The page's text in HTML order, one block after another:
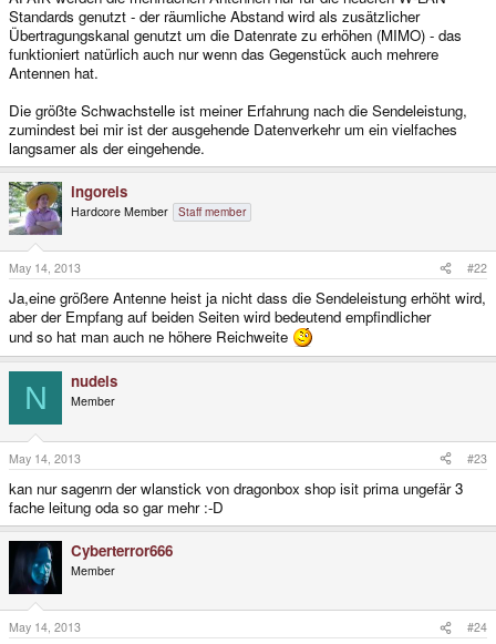
Standards genutzt - der räumliche Abstand wird als zusätzlicher
Übertragungskanal genutzt um die Datenrate zu erhöhen (MIMO) - das
funktioniert natürlich auch nur wenn das Gegenstück auch mehrere
Antennen hat.
Die größte Schwachstelle ist meiner Erfahrung nach die Sendeleistung,
zumindest bei mir ist der ausgehende Datenverkehr um ein vielfaches
langsamer als der eingehende.
ingoreis
Hardcore Member Staff member
May 14, 2013 #22
Ja,eine größere Antenne heist ja nicht dass die Sendeleistung erhöht wird,
aber der Empfang auf beiden Seiten wird bedeutend empfindlicher
und so hat man auch ne höhere Reichweite
N nudels
Member
May 14, 2013 #23
kan nur sagenrn der wlanstick von dragonbox shop isit prima ungefär 3
fache leitung oda so gar mehr :-D
Cyberterror666
Member
May 14, 2013 #24